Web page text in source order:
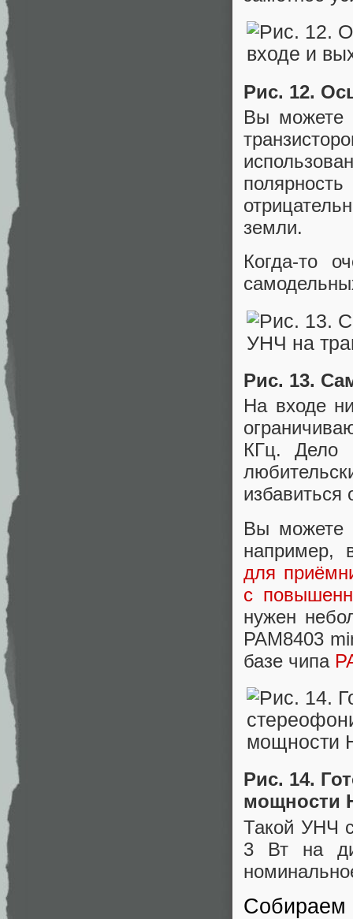
Рис. 12.
Вы можете
земли.
Когда-то
Рис. 13.
На входе
КГц. Дело
избавиться
Вы можете
например,
для
с
нужен
PAM8403
базе чипа
Рис. 14.
мощности
Такой УНЧ
3 Вт на
Собираем